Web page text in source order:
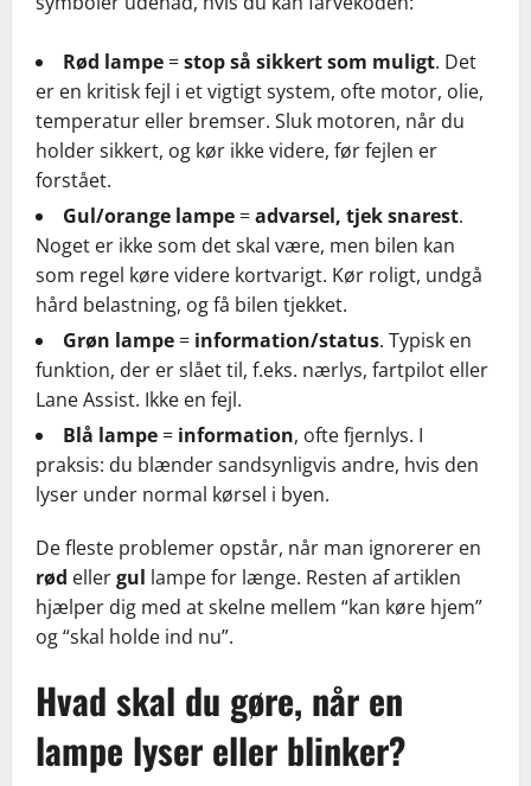
Rød lampe =stop så sikkert som muligt. Det
er en kritisk fejl i et vigtigt system, ofte motor, olie,
temperatur eller bremser. Sluk motoren, når du
holder sikkert, og kør ikke videre, før fejlen er
forstået.
Gul/orange lampe =advarsel, tjek snarest.
Noget er ikke som det skal være, men bilen kan
som regel køre videre kortvarigt. Kør roligt, undgå
hård belastning, og få bilen tjekket.
Grøn lampe = information/status. Typisk en
funktion, der er slået til, f.eks. nærlys, fartpilot eller
Lane Assist. Ikke en fejl.
Blå lampe = information, ofte fjernlys. I
praksis: du blænder sandsynligvis andre, hvis den
lyser under normal kørsel i byen.
De fleste problemer opstår, når man ignorerer en
rød ellergul lampe for længe. Resten af artiklen
hjælper dig med at skelne mellem “kan køre hjem”
og “skal holde ind nu”.
Hvad skal du gøre, når en
lampe lyser eller blinker?